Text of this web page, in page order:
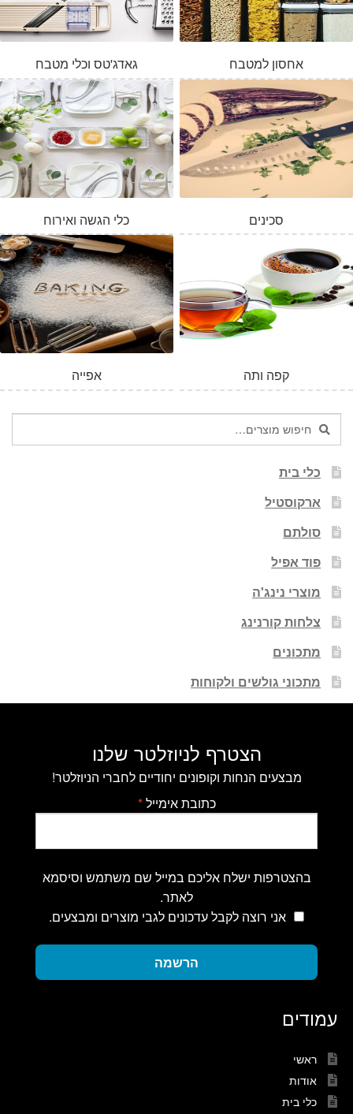
גאדג'טס וכלי מטבח אחסון למטבח
כלי הגשה ואירוח סכינים
אפייה קפה ותה
חיפוש
עבור:
חיפוש
כלי בית
ארקוסטיל
סולתם
פוד אפיל
מוצרי נינג'ה
צלחות קורנינג
מתכונים
מתכוני גולשים ולקוחות
הצטרף לניוזלטר שלנו
מבצעים הנחות וקופונים יחודיים לחברי הניוזלטר!
כתובת אימייל*
בהצטרפות ישלח אליכם במייל שם משתמש וסיסמא
לאתר.
אני רוצה לקבל עדכונים לגבי מוצרים ומבצעים.
הרשמה
עמודים
ראשי
אודות
כלי בית